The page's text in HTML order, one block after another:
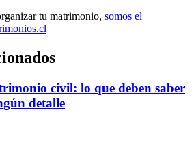
tu matrimonio, somos el
civil: lo que deben saber
detalle